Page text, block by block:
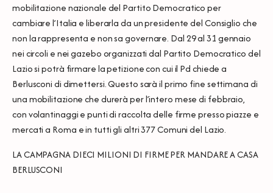
mobilitazione nazionale del Partito Democratico per
cambiare l’Italia e liberarla da un presidente del Consiglio che
non la rappresenta e non sa governare. Dal 29 al 31 gennaio
nei circoli e nei gazebo organizzati dal Partito Democratico del
Lazio si potrà firmare la petizione con cui il Pd chiede a
Berlusconi di dimettersi. Questo sarà il primo fine settimana di
una mobilitazione che durerà per l’intero mese di febbraio,
con volantinaggi e punti di raccolta delle firme presso piazze e
mercati a Roma e in tutti gli altri 377 Comuni del Lazio.
LA CAMPAGNA DIECI MILIONI DI FIRME PER MANDARE A CASA
BERLUSCONI